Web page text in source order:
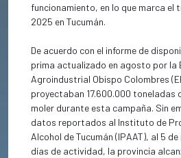
funcionamiento, en lo que marca el
2025 en Tucumán.
De acuerdo con el informe de
prima actualizado en agosto por la
Agroindustrial Obispo Colombres
proyectaban 17.600.000 toneladas
moler durante esta campaña. Sin
datos reportados al Instituto de
Alcohol de Tucumán (IPAAT), al 5
días de actividad, la provincia